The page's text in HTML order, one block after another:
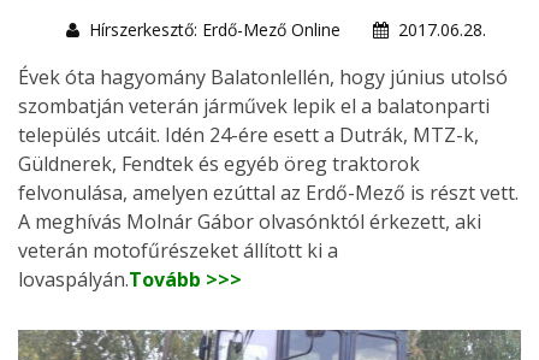
Hírszerkesztő: Erdő-Mező Online
2017.06.28.
Évek óta hagyomány Balatonlellén, hogy június utolsó
szombatján veterán járművek lepik el a balatonparti
település utcáit. Idén 24-ére esett a Dutrák, MTZ-k,
Güldnerek, Fendtek és egyéb öreg traktorok
felvonulása, amelyen ezúttal az Erdő-Mező is részt vett.
A meghívás Molnár Gábor olvasónktól érkezett, aki
veterán motofűrészeket állított ki a
lovaspályán.Tovább >>>